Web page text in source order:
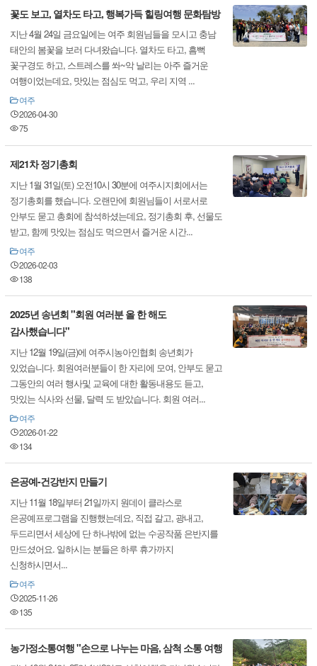
꽃도 보고, 열차도 타고, 행복가득 힐링여행 문화탐방
지난 4월 24일 금요일에는 여주 회원님들을 모시고 충남
태안의 봄꽃을 보러 다녀왔습니다. 열차도 타고, 흠뻑
꽃구경도 하고, 스트레스를 쏴~악 날리는 아주 즐거운
여행이었는데요, 맛있는 점심도 먹고, 우리 지역 ...
여주
2026-04-30
75
제21차 정기총회
지난 1월 31일(토) 오전10시 30분에 여주시지회에서는
정기총회를 했습니다. 오랜만에 회원님들이 서로서로
안부도 묻고 총회에 참석하셨는데요, 정기총회 후, 선물도
받고, 함께 맛있는 점심도 먹으면서 즐거운 시간...
여주
2026-02-03
138
2025년 송년회 "회원 여러분 올 한 해도
감사했습니다"
지난 12월 19일(금)에 여주시농아인협회 송년회가
있었습니다. 회원여러분들이 한 자리에 모여, 안부도 묻고
그동안의 여러 행사및 교육에 대한 활동내용도 듣고,
맛있는 식사와 선물, 달력 도 받았습니다. 회원 여러...
여주
2026-01-22
134
은공예-건강반지 만들기
지난 11월 18일부터 21일까지 원데이 클라스로
은공예프로그램을 진행했는데요, 직접 갈고, 광내고,
두드리면서 세상에 단 하나밖에 없는 수공작품 은반지를
만드셨어요. 일하시는 분들은 하루 휴가까지
신청하시면서...
여주
2025-11-26
135
농가정소통여행 "손으로 나누는 마음, 삼척 소통 여행